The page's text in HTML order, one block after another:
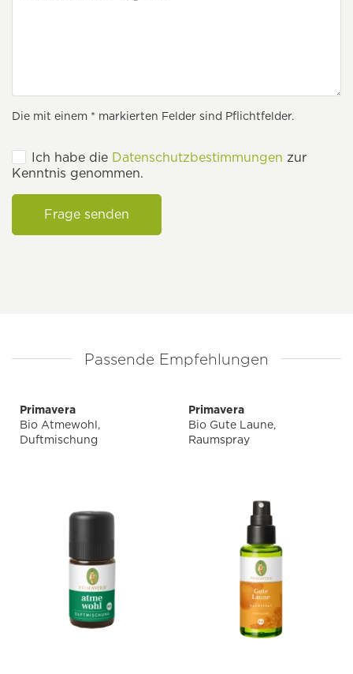
Die mit einem * markierten Felder sind Pflichtfelder.
Ich habe die Datenschutzbestimmungen zur
Kenntnis genommen.
Frage senden
Passende Empfehlungen
Primavera
Bio Atmewohl,
Duftmischung
Primavera
Bio Gute Laune,
Raumspray